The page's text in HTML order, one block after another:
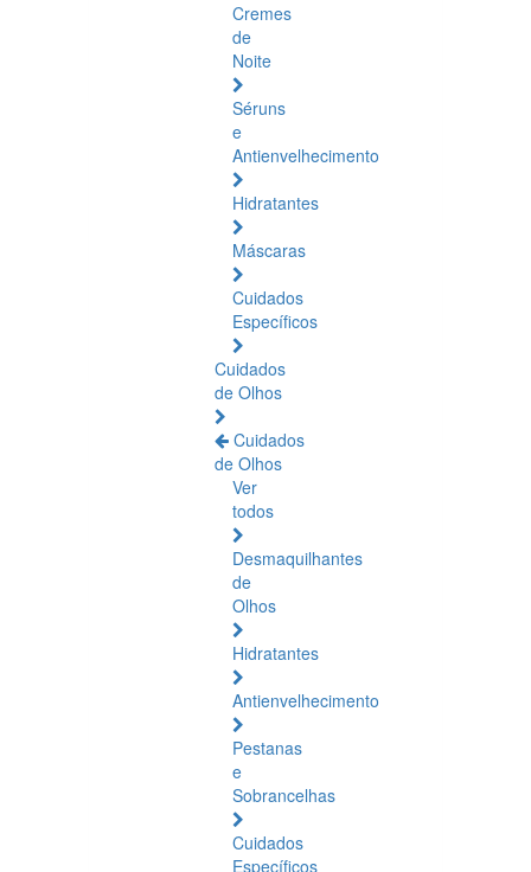
Cremes
de
Noite
Séruns
e
Antienvelhecimento
Hidratantes
Máscaras
Cuidados
Específicos
Cuidados
de Olhos
Cuidados
de Olhos
Ver
todos
Desmaquilhantes
de
Olhos
Hidratantes
Antienvelhecimento
Pestanas
e
Sobrancelhas
Cuidados
Específicos